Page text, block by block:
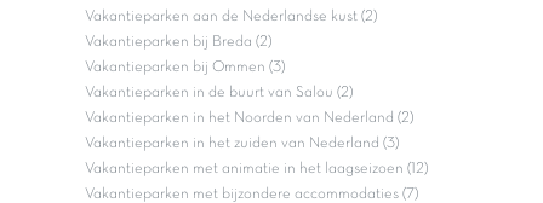
Vakantieparken aan de Nederlandse kust (2)
Vakantieparken bij Breda (2)
Vakantieparken bij Ommen (3)
Vakantieparken in de buurt van Salou (2)
Vakantieparken in het Noorden van Nederland (2)
Vakantieparken in het zuiden van Nederland (3)
Vakantieparken met animatie in het laagseizoen (12)
Vakantieparken met bijzondere accommodaties (7)